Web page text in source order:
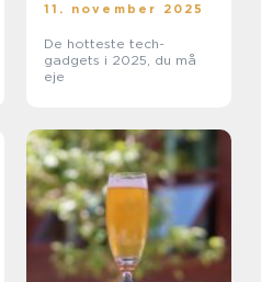
11. november 2025
De hotteste tech-
gadgets i 2025, du må
eje